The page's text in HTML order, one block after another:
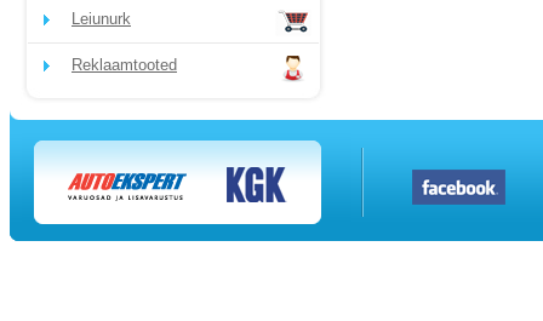
Leiunurk
Reklaamtooted